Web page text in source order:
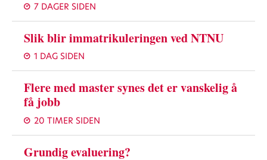
7 DAGER SIDEN
Slik blir immatrikuleringen ved NTNU
1 DAG SIDEN
Flere med master synes det er vanskelig å
få jobb
20 TIMER SIDEN
Grundig evaluering?